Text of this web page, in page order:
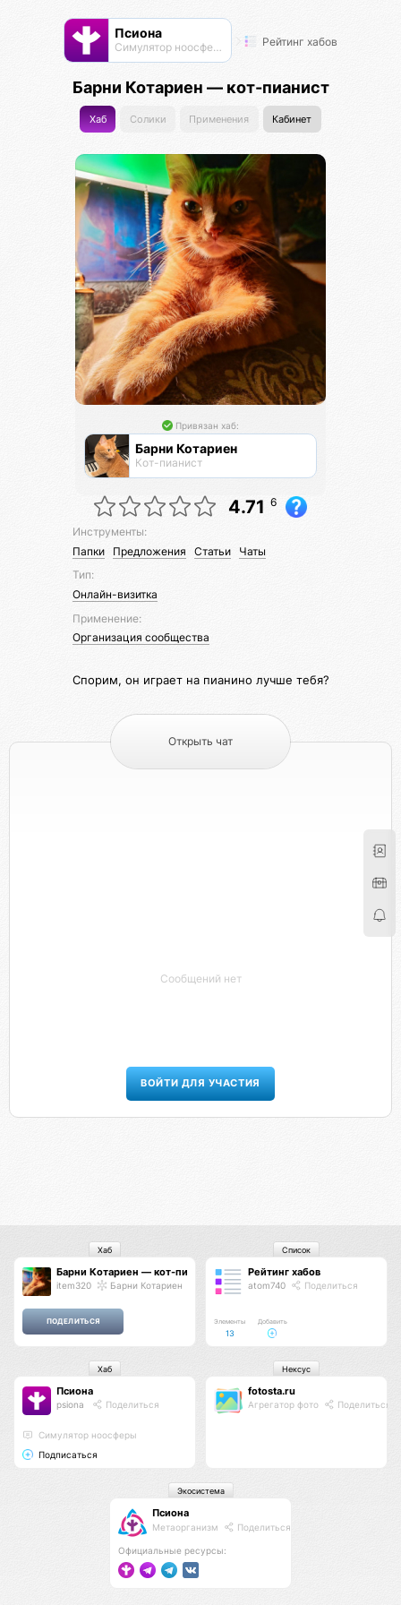
Псиона
Cимулятор ноосферы Рейтинг хабов
Барни Котариен — кот-пианист
Хаб Солики Применения Кабинет
Привязан хаб:
Барни Котариен
Кот-пианист
4.71 6
Инструменты:
Папки
Предложения Статьи
Чаты
Тип:
Онлайн-визитка
Применение:
Организация сообщества
Спорим, он играет на пианино лучше тебя?
Открыть чат
Сообщений нет
ВОЙТИ ДЛЯ УЧАСТИЯ
Барни Котариен — кот-пианист
item320 Барни Котариен
Хаб
Рейтинг хабов
atom740 Поделиться
Элементы
13
Добавить
Список
Псиона
psiona Поделиться
Cимулятор ноосферы
Подписаться
Хаб
fotosta.ru
Агрегатор фото Поделиться
Нексус
Псиона
Метаорганизм Поделиться
Официальные ресурсы:
Экосистема